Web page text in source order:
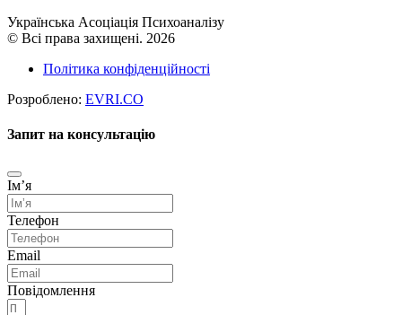
Українська Асоціація Психоаналізу
© Всі права захищені. 2026
Політика конфіденційності
Розроблено: EVRI.CO
Запит на консультацію
Імʼя
Телефон
Email
Повідомлення